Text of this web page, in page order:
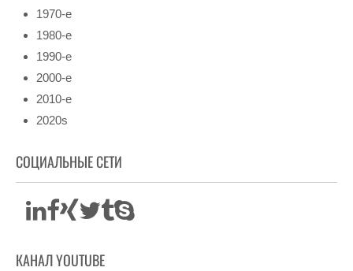
1970-е
1980-е
1990-е
2000-е
2010-е
2020s
СОЦИАЛЬНЫЕ СЕТИ
КАНАЛ YOUTUBE